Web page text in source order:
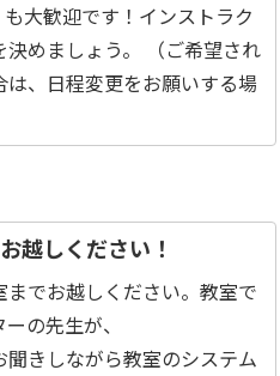
大歓迎です！インストラク
めましょう。 （ご希望され
、日程変更をお願いする場
越しください！
でお越しください。教室で
の先生が、
きしながら教室のシステム